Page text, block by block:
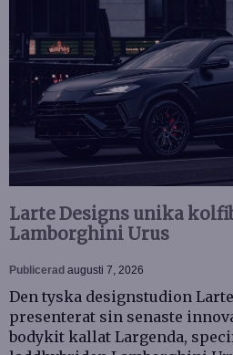
Larte Designs unika
Lamborghini Urus
Publicerad augusti 7, 2026
Den tyska designstudion
presenterat sin senaste
bodykit kallat Largenda,